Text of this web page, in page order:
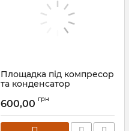
Площадка під компресор
та конденсатор
600,00 грн